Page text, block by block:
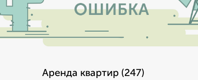
Аренда квартир (247)